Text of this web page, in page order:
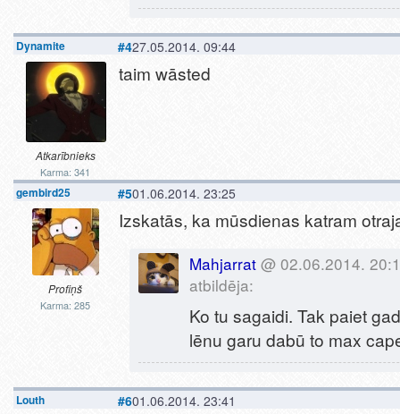
Dynamite
Atkarībnieks
Karma: 341
#427.05.2014. 09:44
taim wāsted
gembird25
Profiņš
Karma: 285
#501.06.2014. 23:25
Izskatās, ka mūsdienas katram
Mahjarrat @ 02.06.2014.
atbildēja:
Ko tu sagaidi. Tak paiet
lēnu garu dabū to max
Louth #601.06.2014. 23:41